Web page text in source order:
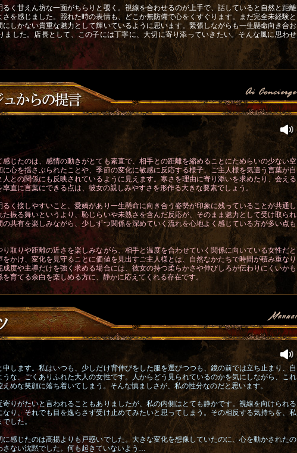
く甘えん坊な一面がちらりと覗く。視線を合わせるのが上手で、話していると自然と距離
を感じました。照れた時の表情も、どこか無防備で心をくすぐります。まだ完全未経験と
にしかない貴重な魅力として輝いているように思います。緊張しながらも一生懸命向き合お
ました。店長として、この子には丁寧に、大切に寄り添っていきたい。そんな風に思わせ
じたのは、感情の動きがとても素直で、相手との距離を縮めることにためらいの少ない空
心を揺さぶられたことや、季節の変化に敏感に反応する様子、ご主人様を気遣う言葉が自
との関係にも反映されているように見えます。寒さを理由に寄り添いを求めたり、会える
直に言葉にできる点は、彼女の親しみやすさを形作る大きな要素でしょう。
く接しやすいこと、愛嬌があり一生懸命に向き合う姿勢が印象に残っていることが共通し
振る舞いというより、恥じらいや未熟さを含んだ反応が、そのまま魅力として受け取られ
共有を楽しみながら、少しずつ関係を深めていく流れを心地よく感じている方が多い点も
取りや距離の近さを楽しみながら、相手と温度を合わせていく関係に向いている女性だと
かけ、変化を見守ることに価値を見出すご主人様とは、自然なかたちで時間が積み重なり
度や主導だけを強く求める場合には、彼女の持つ柔らかさや伸びしろが伝わりにくいかも
育てる余白を楽しめる方に、静かに応えてくれる存在です。
します。私はいつも、少しだけ背伸びをした服を選びつつも、鏡の前では立ち止まり、自
な、ごくありふれた大人の女性です。人からどう見られているのかを気にしながら、これ
めな笑顔に落ち着いてしまう。そんな慎ましさが、私の性分なのだと思います。
りがたいと言われることもありましたが、私の内側はとても静かです。視線を向けられる
なり、それでも目を逸らさず受け止めてみたいと思ってしまう。その相反する気持ちを、私
した。
に感じたのは高揚よりも戸惑いでした。大きな変化を想像していたのに、心を動かされたの
ない沈黙でした。何も起きていないよう…